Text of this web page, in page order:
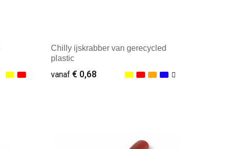
Chilly ijskrabber van gerecycled
plastic
vanaf € 0,68